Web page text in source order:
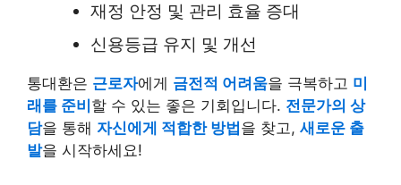
재정 안정 및 관리 효율 증대
신용등급 유지 및 개선
통대환은 근로자에게 금전적 어려움을 극복하고 미
래를 준비 할 수 있는 좋은 기회입니다. 전문가의 상
담을 통해 자신에게 적합한 방법 을 찾고, 새로운 출
발을 시작하세요!